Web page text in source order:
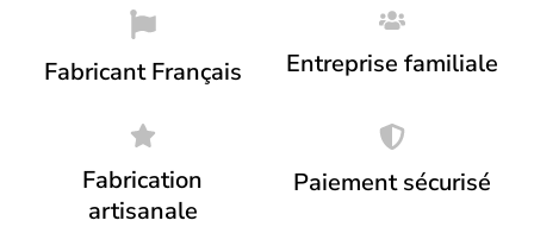
Fabricant Français Entreprise familiale
Fabrication
artisanale
Paiement sécurisé